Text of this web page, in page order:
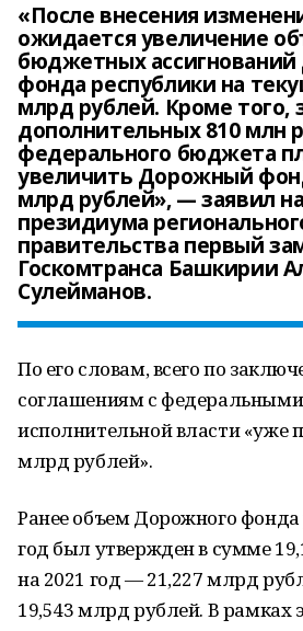
«После внесения
ожидается увеличение
бюджетных
фонда республики на
млрд рублей. Кроме того,
дополнительных 810 млн
федерального бюджета
увеличить Дорожный
млрд рублей», — заявил
президиума
правительства первый
Госкомтранса Башкирии
Сулейманов.
По его словам, всего по
соглашениям с
исполнительной власти «уже
млрд рублей».
Ранее объем Дорожного фонда
год был утвержден в сумме
на 2021 год — 21,227 млрд
19,543 млрд рублей. В